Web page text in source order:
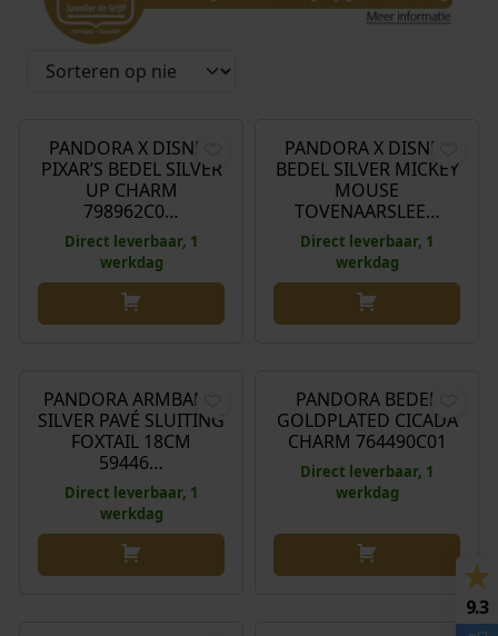
PANDORA X DISNEY
PIXAR’S BEDEL SILVER
UP CHARM
798962C0…
Direct leverbaar, 1
werkdag
PANDORA X DISNEY
BEDEL SILVER MICKEY
MOUSE
TOVENAARSLEE…
Direct leverbaar, 1
werkdag
PANDORA ARMBAND
SILVER PAVÉ SLUITING
FOXTAIL 18CM
59446…
Direct leverbaar, 1
werkdag
PANDORA BEDEL
GOLDPLATED CICADA
CHARM 764490C01
Direct leverbaar, 1
werkdag
9.3